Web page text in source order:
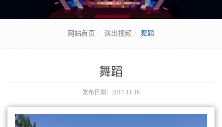
网站首页 演出视频 舞蹈
舞蹈
发布日期：2017-11-16